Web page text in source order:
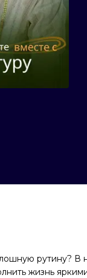
рутину? В
жизнь